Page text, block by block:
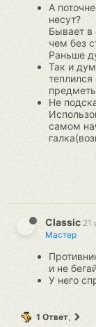
А
несут?
Бывает в
чем без
Раньше
Так и
Не
самом
Classic 21
Мастер
и не
У него
1 Ответ